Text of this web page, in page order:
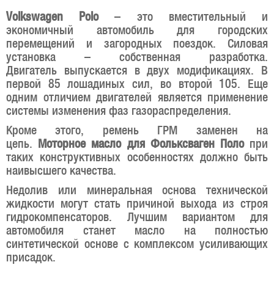
Volkswagen Polo– это вместительный и
экономичный автомобиль для городских
перемещений и загородных поездок. Силовая
установка – собственная разработка.
Двигатель выпускается в двух модификациях. В
первой 85 лошадиных сил, во второй 105. Еще
одним отличием двигателей является применение
системы изменения фаз газораспределения.
Кроме этого, ремень ГРМ заменен на
цепь. Моторное масло для Фольксваген Полопри
таких конструктивных особенностях должно быть
наивысшего качества.
Недолив или минеральная основа технической
жидкости могут стать причиной выхода из строя
гидрокомпенсаторов. Лучшим вариантом для
автомобиля станет масло на полностью
синтетической основе с комплексом усиливающих
присадок.